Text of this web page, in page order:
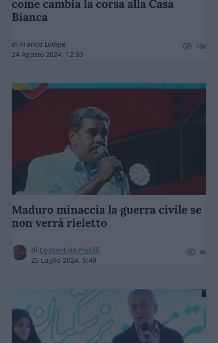
come cambia la corsa alla Casa
Bianca
di Franco Lodige
24 Agosto 2024, 12:30
10k
Maduro minaccia la guerra civile se
non verrà rieletto
di Costantino Pistilli
25 Luglio 2024, 5:49
4k